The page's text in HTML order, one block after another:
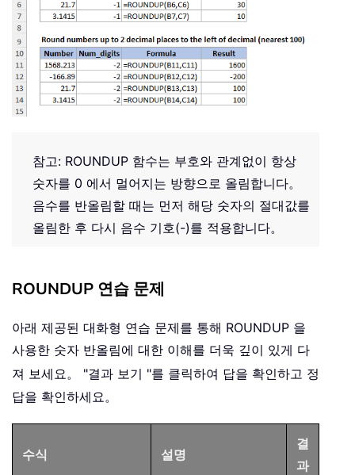
참고: ROUNDUP 함수는 부호와 관계없이 항상
숫자를 0 에서 멀어지는 방향으로 올림합니다。
음수를 반올림할 때는 먼저 해당 숫자의 절대값를
올림한 후 다시 음수 기호(-)를 적용합니다。
ROUNDUP 연습 문제
아래 제공된 대화형 연습 문제를 통해 ROUNDUP 을
사용한 숫자 반올림에 대한 이해를 더욱 깊이 있게 다
져 보세요。 "결과 보기 "를 클릭하여 답을 확인하고 정
답을 확인하세요。
수식 설명
결
과